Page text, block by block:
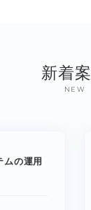
新着
NEW
の運用